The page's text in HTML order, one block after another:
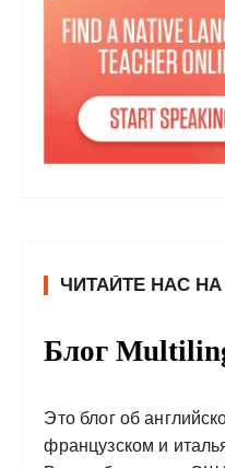
ЧИТАЙТЕ НАС
Блог
Это блог об
французском и